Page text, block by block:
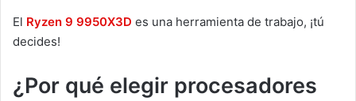
El Ryzen 9 9950X3D es una herramienta de trabajo, ¡tú
decides!
¿Por qué elegir procesadores